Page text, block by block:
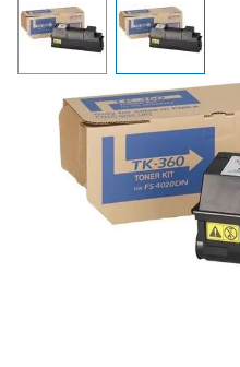
Toner d'origine
360 - noir
1T02J20EU0
TK-360
Capacité en pages (à 5%) :